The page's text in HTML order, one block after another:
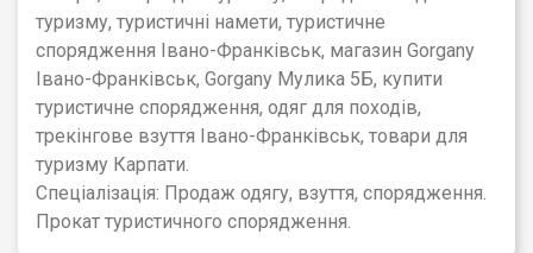
туризму, туристичні намети, туристичне
спорядження Івано-Франківськ, магазин Gorgany
Івано-Франківськ, Gorgany Мулика 5Б, купити
туристичне спорядження, одяг для походів,
трекінгове взуття Івано-Франківськ, товари для
туризму Карпати.
Спеціалізація: Продаж одягу, взуття, спорядження.
Прокат туристичного спорядження.